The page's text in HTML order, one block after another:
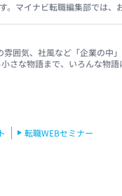
マイナビ転職編集部では、
囲気、社風など「企業の中
な物語まで、いろんな物語
転職WEBセミナー